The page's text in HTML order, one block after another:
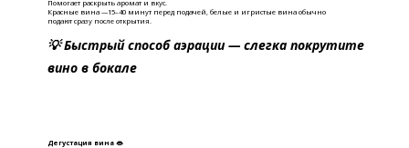
Помогает раскрыть аромат и вкус.
Красные вина —15–40 минут перед подачей, белые и игристые вина обычно
подают сразу после открытия.
💡 Быстрый способ аэрации — слегка покрутите
вино в бокале
Дегустация вина 👄